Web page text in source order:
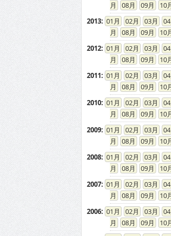
08
09 10
2013: 01 02 03 04
08
09 10
2012: 01 02 03 04
08
09 10
2011: 01 02 03 04
08
09 10
2010: 01 02 03 04
08
09 10
2009: 01 02 03 04
08
09 10
2008: 01 02 03 04
08
09 10
2007: 01 02 03 04
08
09 10
2006: 01 02 03 04
08
09 10